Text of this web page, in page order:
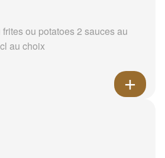
ou potatoes 2 sauces au
au choix